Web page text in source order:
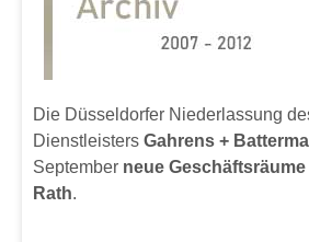
Die Düsseldorfer Niederlassung
Dienstleisters Gahrens +
September neue
Rath.